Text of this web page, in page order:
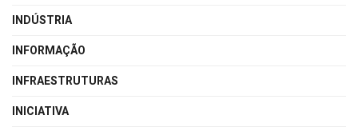
INDÚSTRIA
INFORMAÇÃO
INFRAESTRUTURAS
INICIATIVA